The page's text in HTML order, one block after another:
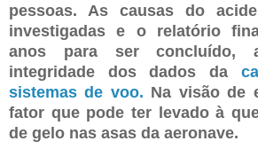
pessoas. As causas do
investigadas e o relatório
anos para ser concluído,
integridade dos dados da
sistemas de voo. Na visão de
fator que pode ter levado à
de gelo nas asas da aeronave.